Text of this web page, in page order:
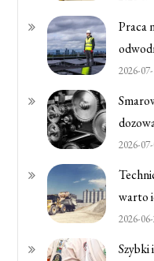
Praca
2026-
2026-
warto
2026-